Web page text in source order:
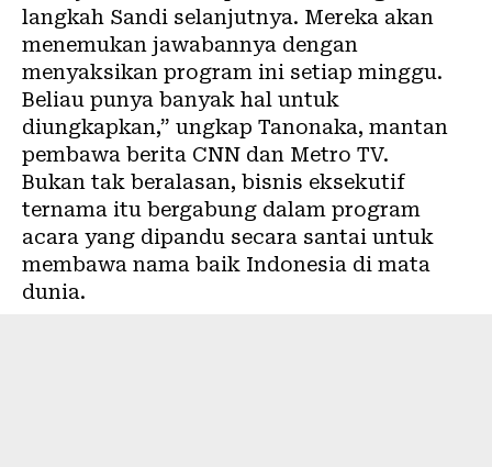
langkah Sandi selanjutnya. Mereka akan
menemukan jawabannya dengan
menyaksikan program ini setiap minggu.
Beliau punya banyak hal untuk
diungkapkan,” ungkap Tanonaka, mantan
pembawa berita CNN dan Metro TV.
Bukan tak beralasan, bisnis eksekutif
ternama itu bergabung dalam program
acara yang dipandu secara santai untuk
membawa nama baik Indonesia di mata
dunia.